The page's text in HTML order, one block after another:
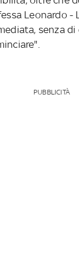
Leonardo -
senza
PUBBLICITÀ